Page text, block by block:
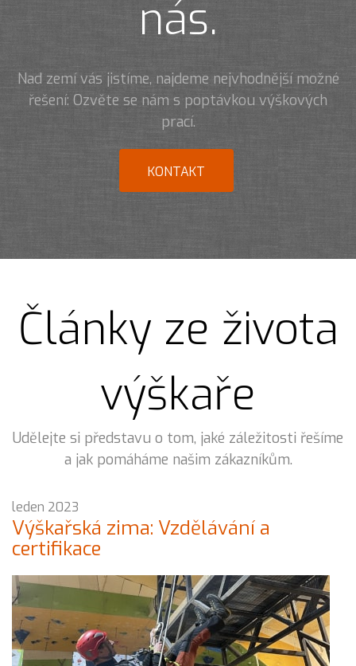
nás.
Nad zemí vás jistíme, najdeme nejvhodnější možné
řešení: Ozvěte se nám s poptávkou výškových
prací.
KONTAKT
Články ze života
výškaře
Udělejte si představu o tom, jaké záležitosti řešíme
a jak pomáháme našim zákazníkům.
leden 2023
Výškařská zima: Vzdělávání a
certifikace